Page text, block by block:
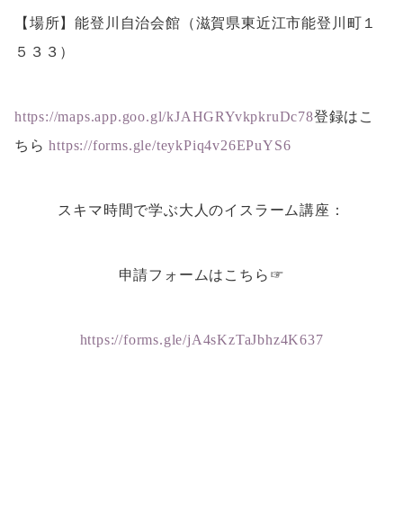
【場所】能登川自治会館（滋賀県東近江市能登川町１
５３３）
https://maps.app.goo.gl/kJAHGRYvkpkruDc78登録はこ
ちらhttps://forms.gle/teykPiq4v26EPuYS6
スキマ時間で学ぶ大人のイスラーム講座：
申請フォームはこちら☞
https://forms.gle/jA4sKzTaJbhz4K637